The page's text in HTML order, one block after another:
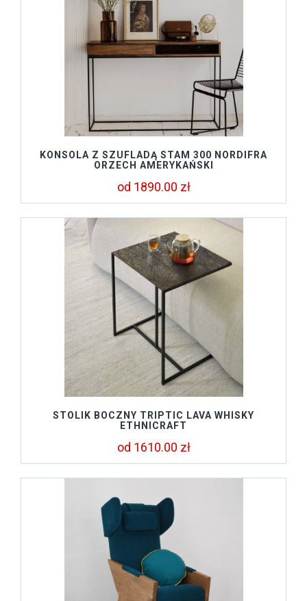
KONSOLA Z SZUFLADĄ STAM 300 NORDIFRA
ORZECH AMERYKAŃSKI
od 1890.00 zł
STOLIK BOCZNY TRIPTIC LAVA WHISKY
ETHNICRAFT
od 1610.00 zł